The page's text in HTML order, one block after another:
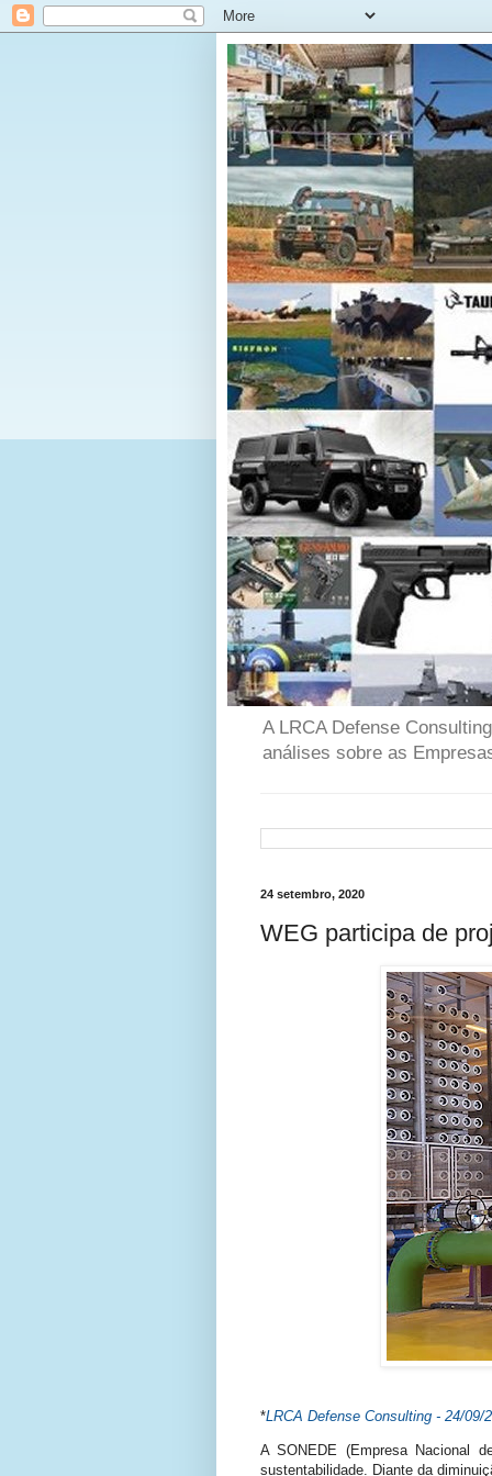
A LRCA Defense
análises sobre as
24 setembro, 2020
WEG participa de
*LRCA Defense Consulting - 24/09/
A SONEDE (Empresa Nacional
sustentabilidade. Diante da